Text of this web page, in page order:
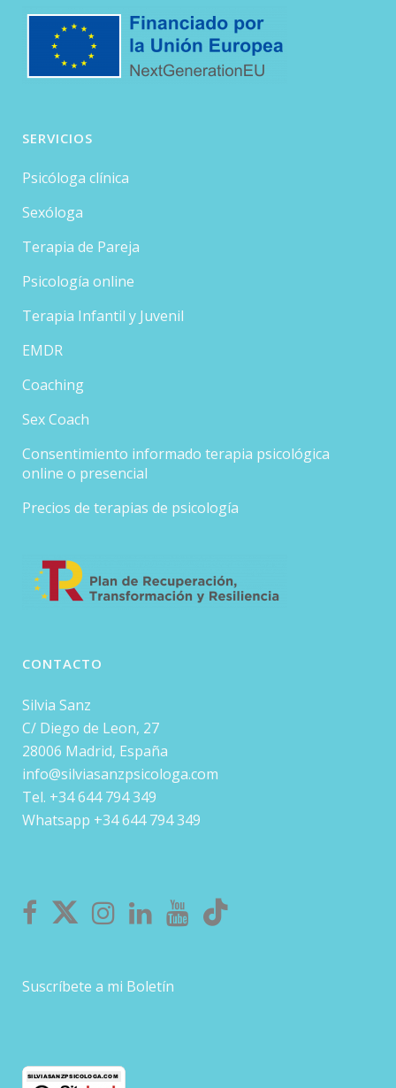
SERVICIOS
Psicóloga clínica
Sexóloga
Terapia de Pareja
Psicología online
Terapia Infantil y Juvenil
EMDR
Coaching
Sex Coach
Consentimiento informado terapia psicológica
online o presencial
Precios de terapias de psicología
CONTACTO
Silvia Sanz
C/ Diego de Leon, 27
28006 Madrid, España
info@silviasanzpsicologa.com
Tel. +34 644 794 349
Whatsapp +34 644 794 349
Suscríbete a mi Boletín